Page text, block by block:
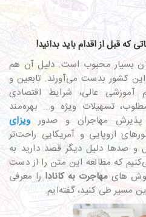
که قبل از اقدام باید بدانید!
بسیار محبوب است. دلیل آن هم
این کشور بدست می‌آورند. تابعین و
آموزشی عالی، شرایط اقتصادی
تسهیلات ویژه و... بهره‌مند
مهاجران و صدور ویزای
اروپایی و آمریکایی راحت‌تر
و صدها دلیل دیگر قصد دارید به
که مطالعه این متن را از دست
روش‌ هایمهاجرت به کانادارا معرفی
مسیر طی کنید، گفته‌ایم.